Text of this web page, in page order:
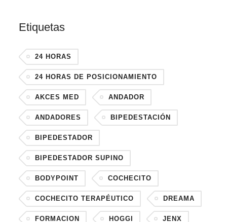
Etiquetas
24 HORAS
24 HORAS DE POSICIONAMIENTO
AKCES MED ANDADOR
ANDADORES BIPEDESTACIÓN
BIPEDESTADOR
BIPEDESTADOR SUPINO
BODYPOINT COCHECITO
COCHECITO TERAPÉUTICO DREAMA
FORMACION HOGGI JENX